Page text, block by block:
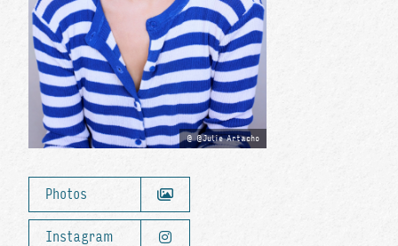
@Julie Artacho
Photos
Instagram